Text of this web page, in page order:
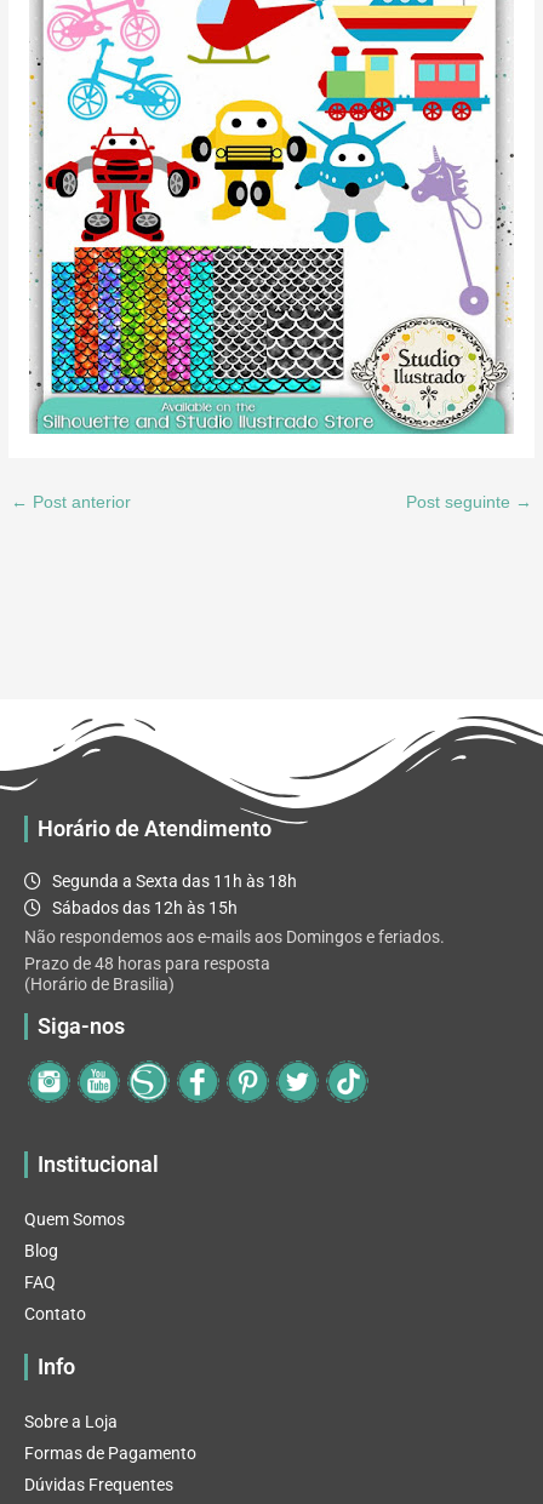
← Post anterior Post seguinte →
Horário de Atendimento
Segunda a Sexta das 11h às 18h
Sábados das 12h às 15h
Não respondemos aos e-mails aos Domingos e feriados.
Prazo de 48 horas para resposta
(Horário de Brasilia)
Siga-nos
Institucional
Quem Somos
Blog
FAQ
Contato
Info
Sobre a Loja
Formas de Pagamento
Dúvidas Frequentes